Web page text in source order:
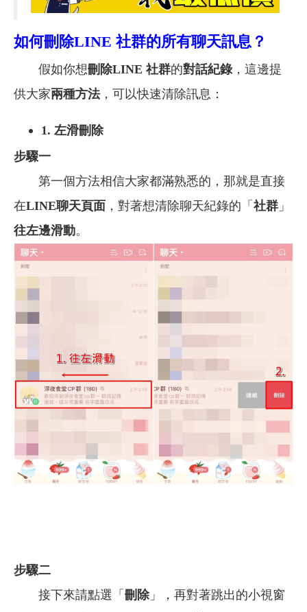
如何刪除LINE 社群的所有聊天訊息？
假如你想刪除LINE 社群的對話紀錄，這邊提
供大家兩種方法，可以快速清除訊息：
1. 左滑刪除
步驟一
第一個方法相信大家都滿熟悉的，那就是直接
在LINE聊天頁面 ，對著想清除聊天紀錄的「 社群 」
往左邊滑動。
步驟二
接下來請點選「 刪除」，再對著跳出的小視窗